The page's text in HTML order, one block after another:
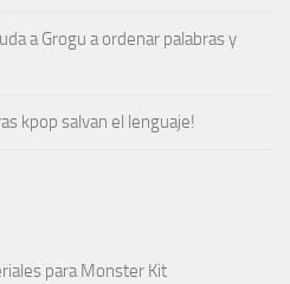
a Grogu a ordenar palabras y
kpop salvan el lenguaje!
para Monster Kit